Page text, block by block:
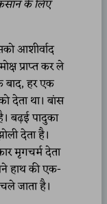
के लिए
आशीर्वाद
प्राप्त कर ले
हर एक
देता था। बांस
बढ़ई पादुका
देता है।
मृगचर्म देता
हाथ की एक-
जाता है।